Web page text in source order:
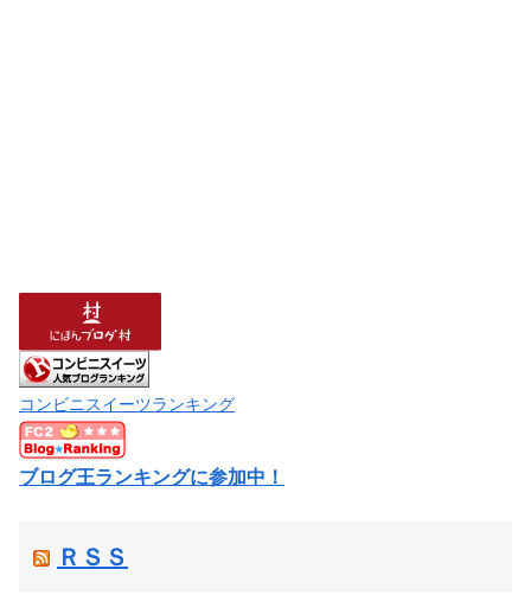
コンビニスイーツランキング
ブログ王ランキングに参加中！
ＲＳＳ